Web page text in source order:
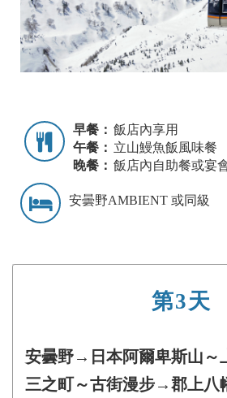
早餐： 飯店內享用
午餐： 立山鰻魚飯風味餐
晚餐： 飯店內自助餐或宴
安曇野AMBIENT 或同級
第3天
安曇野→日本阿爾卑斯山
三之町～古街漫步→郡上八